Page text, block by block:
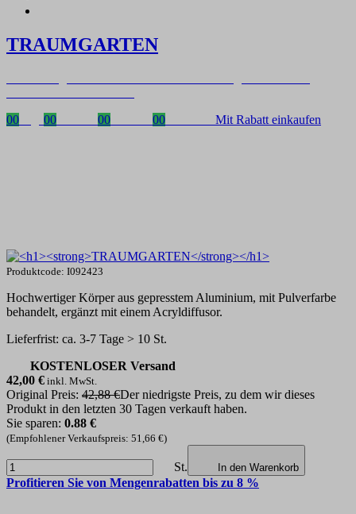
TRAUMGARTEN
00
00 00 00 Mit Rabatt einkaufen
Produktcode: I092423
Hochwertiger Körper aus gepresstem Aluminium, mit Pulverfarbe
behandelt, ergänzt mit einem Acryldiffusor.
Lieferfrist: ca. 3-7 Tage > 10 St.
KOSTENLOSER Versand
42,00 € inkl. MwSt.
Original Preis: 42,88 €Der niedrigste Preis, zu dem wir dieses
Produkt in den letzten 30 Tagen verkauft haben.
Sie sparen: 0.88 €
(Empfohlener Verkaufspreis: 51,66 €)
St. In den Warenkorb
Profitieren Sie von Mengenrabatten bis zu 8 %